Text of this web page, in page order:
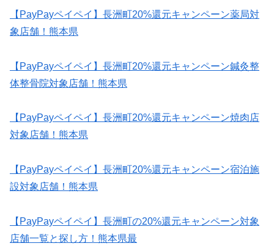
【PayPayペイペイ】長洲町20%還元キャンペーン薬局対
象店舗！熊本県
【PayPayペイペイ】長洲町20%還元キャンペーン鍼灸整
体整骨院対象店舗！熊本県
【PayPayペイペイ】長洲町20%還元キャンペーン焼肉店
対象店舗！熊本県
【PayPayペイペイ】長洲町20%還元キャンペーン宿泊施
設対象店舗！熊本県
【PayPayペイペイ】長洲町の20%還元キャンペーン対象
店舗一覧と探し方！熊本県最